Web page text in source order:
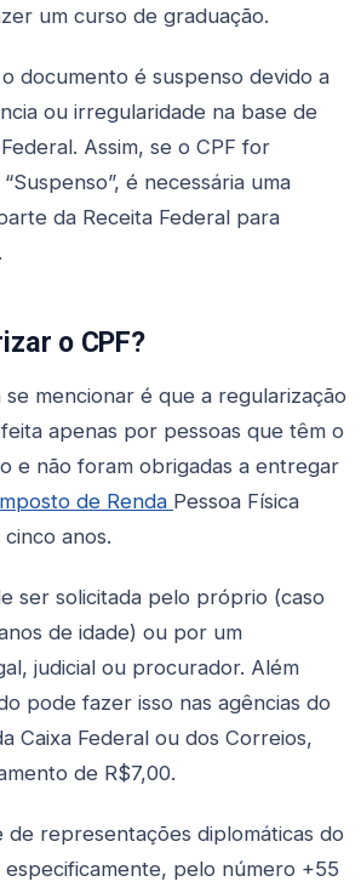
um curso de graduação.
documento é suspenso devido a
ou irregularidade na base de
Assim, se o CPF for
é necessária uma
da Receita Federal para
o CPF?
se mencionar é que a regularização
apenas por pessoas que têm o
e não foram obrigadas a entregar
de Renda Pessoa Física
cinco anos.
ser solicitada pelo próprio (caso
de idade) ou por um
judicial ou procurador. Além
pode fazer isso nas agências do
Caixa Federal ou dos Correios,
de R$7,00.
de representações diplomáticas do
pelo número +55